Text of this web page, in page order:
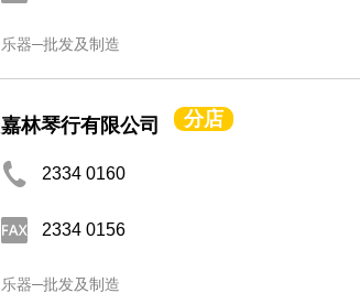
乐器─批发及制造
嘉林琴行有限公司 分店
2334 0160
2334 0156
乐器─批发及制造